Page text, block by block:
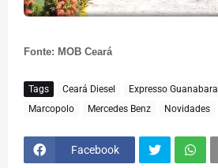
Fonte: MOB Ceará
Tags Ceará Diesel Expresso Guanabara
Marcopolo
Mercedes Benz Novidades
Facebook